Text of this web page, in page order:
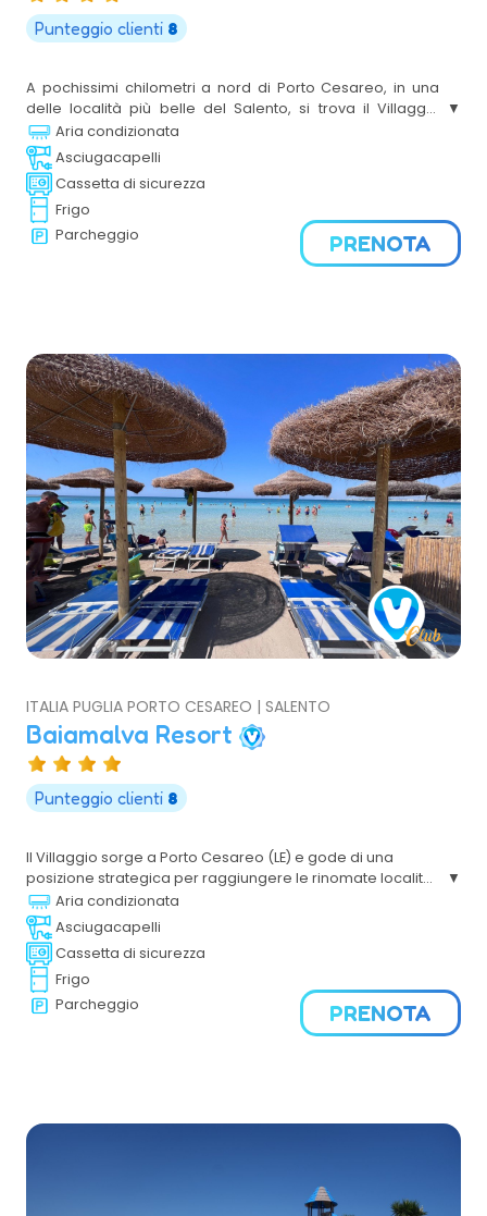
Punteggio clienti 8
A pochissimi chilometri a nord di Porto Cesareo, in una
delle località più belle del Salento, si trova il Villaggio
turistico Punta Grossa. Posto direttamente sul Mar Ionio,
nell’area del Parco Marino di Porto Cesareo, il villaggio è
completamente immerso nella natura, tra il bosco
dell’Arneo, il Parco di Castiglione e le aree protette Palude
del Conte e Dune Costiere.
Aria condizionata
Asciugacapelli
Cassetta di sicurezza
Frigo
Parcheggio
PRENOTA
ITALIA PUGLIA PORTO CESAREO | SALENTO
Baiamalva Resort
Punteggio clienti 8
Il Villaggio sorge a Porto Cesareo (LE) e gode di una
posizione strategica per raggiungere le rinomate località
di Gallipoli e le marine di Ugento. Il Mare, il Sole,
l'accoglienza cordiale renderanno piacevoli le tue
vacanze nel Salento.
Aria condizionata
Asciugacapelli
Cassetta di sicurezza
Frigo
Parcheggio
PRENOTA